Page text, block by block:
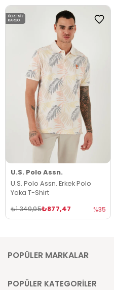
U.S. Polo Assn.
U.S. Polo Assn. Erkek Polo
Yaka T-Shirt
₺877,47
₺1.349,95 %35
ÜCRETSIZ
KARGO
POPÜLER MARKALAR
POPÜLER KATEGORİLER